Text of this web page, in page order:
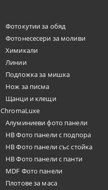
Фотокутии за обяд
Фотонесесери за моливи
Химикали
Линии
Подложка за мишка
Нож за писма
Щанци и клещи
ChromaLuxe
Алуминиеви фото панели
HB Фото панели с подпора
HB Фото панели със стойка
HB Фото панели с панти
MDF Фото панели
Плотове за маса